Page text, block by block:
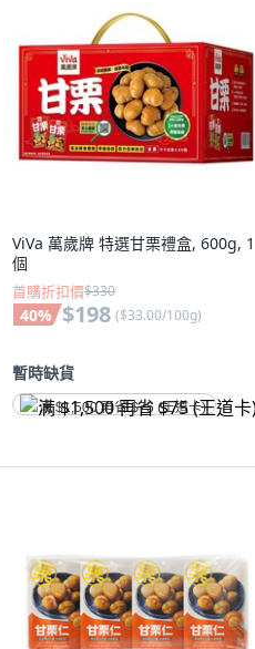
ViVa 萬歲牌 特選甘栗禮盒, 600g, 1
個
首購折扣價$330
40% $198 ($33.00/100g)
暫時缺貨
满 $1,500 再省 $75 (王道卡)